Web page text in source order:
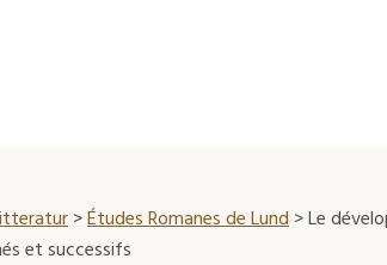
>Études Romanes de Lund> Le
et successifs